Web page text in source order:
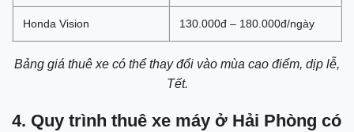
Honda Vision 130.000đ – 180.000đ/ngày
Bảng giá thuê xe có thể thay đổi vào mùa cao điểm, dịp lễ,
Tết.
4. Quy trình thuê xe máy ở Hải Phòng có